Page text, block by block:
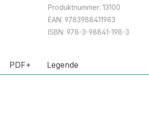
Produktnummer:13100
EAN: 9783988411983
ISBN: 978-3-98841-198-3
PDF+ Legende